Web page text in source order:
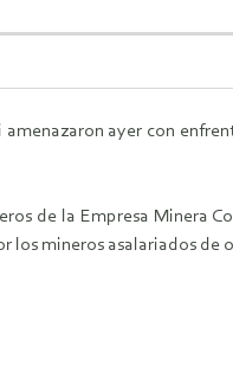
ayer con
de la Empresa Minera
los mineros asalariados de